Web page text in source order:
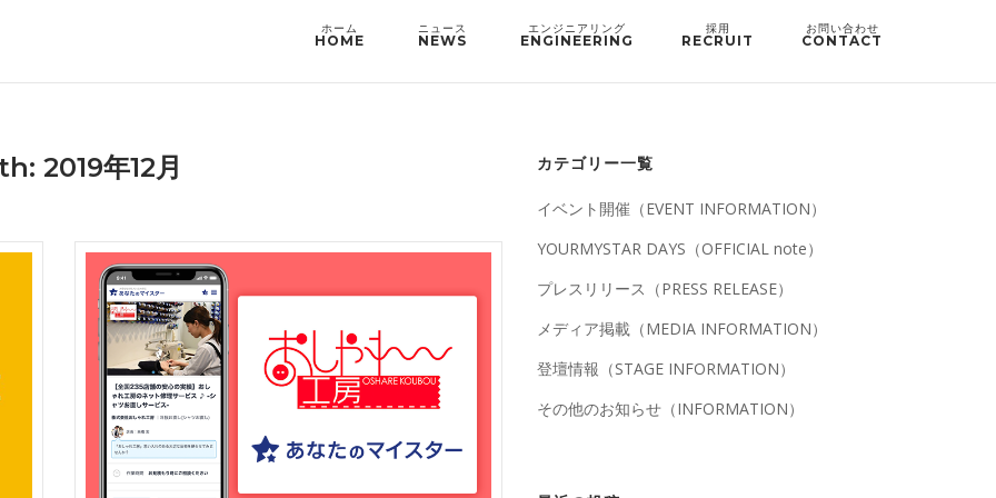
HOME NEWS ENGINEERING RECRUIT CONTACT
2019年12月 カテゴリー一覧
イベント開催（EVENT INFORMATION）
YOURMYSTAR DAYS（OFFICIAL note）
プレスリリース（PRESS RELEASE）
メディア掲載（MEDIA INFORMATION）
登壇情報（STAGE INFORMATION）
その他のお知らせ（INFORMATION）